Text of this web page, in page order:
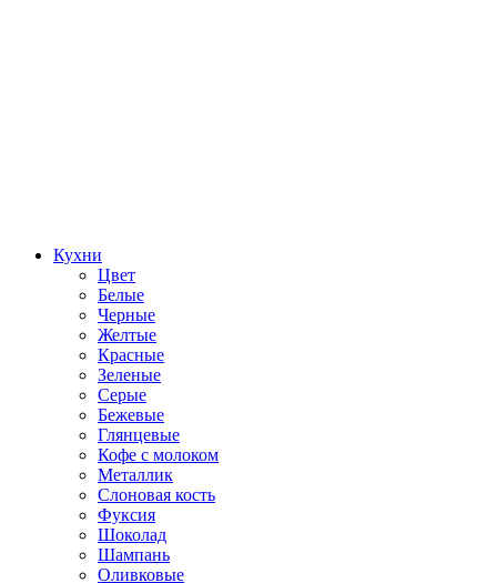
Кухни
Цвет
Белые
Черные
Желтые
Красные
Зеленые
Серые
Бежевые
Глянцевые
Кофе с молоком
Металлик
Слоновая кость
Фуксия
Шоколад
Шампань
Оливковые